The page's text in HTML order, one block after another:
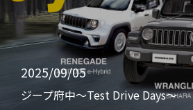
2025/09/05
ジープ府中〜Test Drive Days〜